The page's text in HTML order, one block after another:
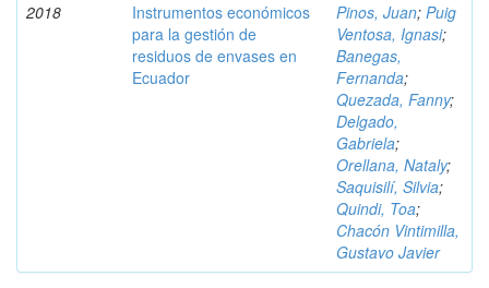
2018
Instrumentos económicos
para la gestión de
residuos de envases en
Ecuador
Pinos, Juan; Puig
Ventosa, Ignasi;
Banegas,
Fernanda;
Quezada, Fanny;
Delgado,
Gabriela;
Orellana, Nataly;
Saquisilí, Silvia;
Quindi, Toa;
Chacón Vintimilla,
Gustavo Javier